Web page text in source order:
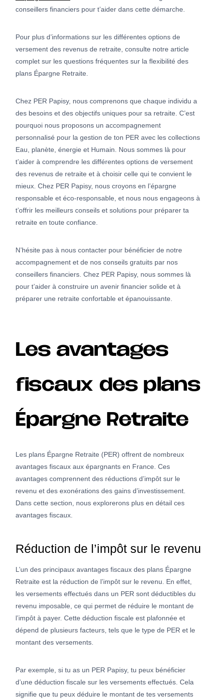
conseillers financiers pour t’aider dans cette démarche.
Pour plus d’informations sur les différentes options de
versement des revenus de retraite, consulte notre article
complet sur les questions fréquentes sur la flexibilité des
plans Épargne Retraite.
Chez PER Papisy, nous comprenons que chaque individu a
des besoins et des objectifs uniques pour sa retraite. C’est
pourquoi nous proposons un accompagnement
personnalisé pour la gestion de ton PER avec les collections
Eau, planète, énergie et Humain. Nous sommes là pour
t’aider à comprendre les différentes options de versement
des revenus de retraite et à choisir celle qui te convient le
mieux. Chez PER Papisy, nous croyons en l’épargne
responsable et éco-responsable, et nous nous engageons à
t’offrir les meilleurs conseils et solutions pour préparer ta
retraite en toute confiance.
N’hésite pas à nous contacter pour bénéficier de notre
accompagnement et de nos conseils gratuits par nos
conseillers financiers. Chez PER Papisy, nous sommes là
pour t’aider à construire un avenir financier solide et à
préparer une retraite confortable et épanouissante.
Les avantages
fiscaux des plans
Épargne Retraite
Les plans Épargne Retraite (PER) offrent de nombreux
avantages fiscaux aux épargnants en France. Ces
avantages comprennent des réductions d’impôt sur le
revenu et des exonérations des gains d’investissement.
Dans cette section, nous explorerons plus en détail ces
avantages fiscaux.
Réduction de l’impôt sur le revenu
L’un des principaux avantages fiscaux des plans Épargne
Retraite est la réduction de l’impôt sur le revenu. En effet,
les versements effectués dans un PER sont déductibles du
revenu imposable, ce qui permet de réduire le montant de
l’impôt à payer. Cette déduction fiscale est plafonnée et
dépend de plusieurs facteurs, tels que le type de PER et le
montant des versements.
Par exemple, si tu as un PER Papisy, tu peux bénéficier
d’une déduction fiscale sur les versements effectués. Cela
signifie que tu peux déduire le montant de tes versements